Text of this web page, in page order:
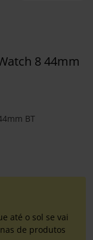
8 44mm
BT
até o sol se vai
de produtos